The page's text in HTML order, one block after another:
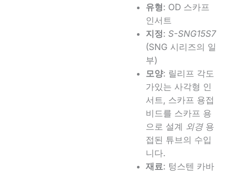
유형: OD 스카프
인서트
지정: S-SNG15S7
(SNG 시리즈의 일
부)
모양: 릴리프 각도
가있는 사각형 인
서트, 스카프 용접
비드를 스카프 용
으로 설계 외경용
접된 튜브의 수입
니다.
재료: 텅스텐 카바